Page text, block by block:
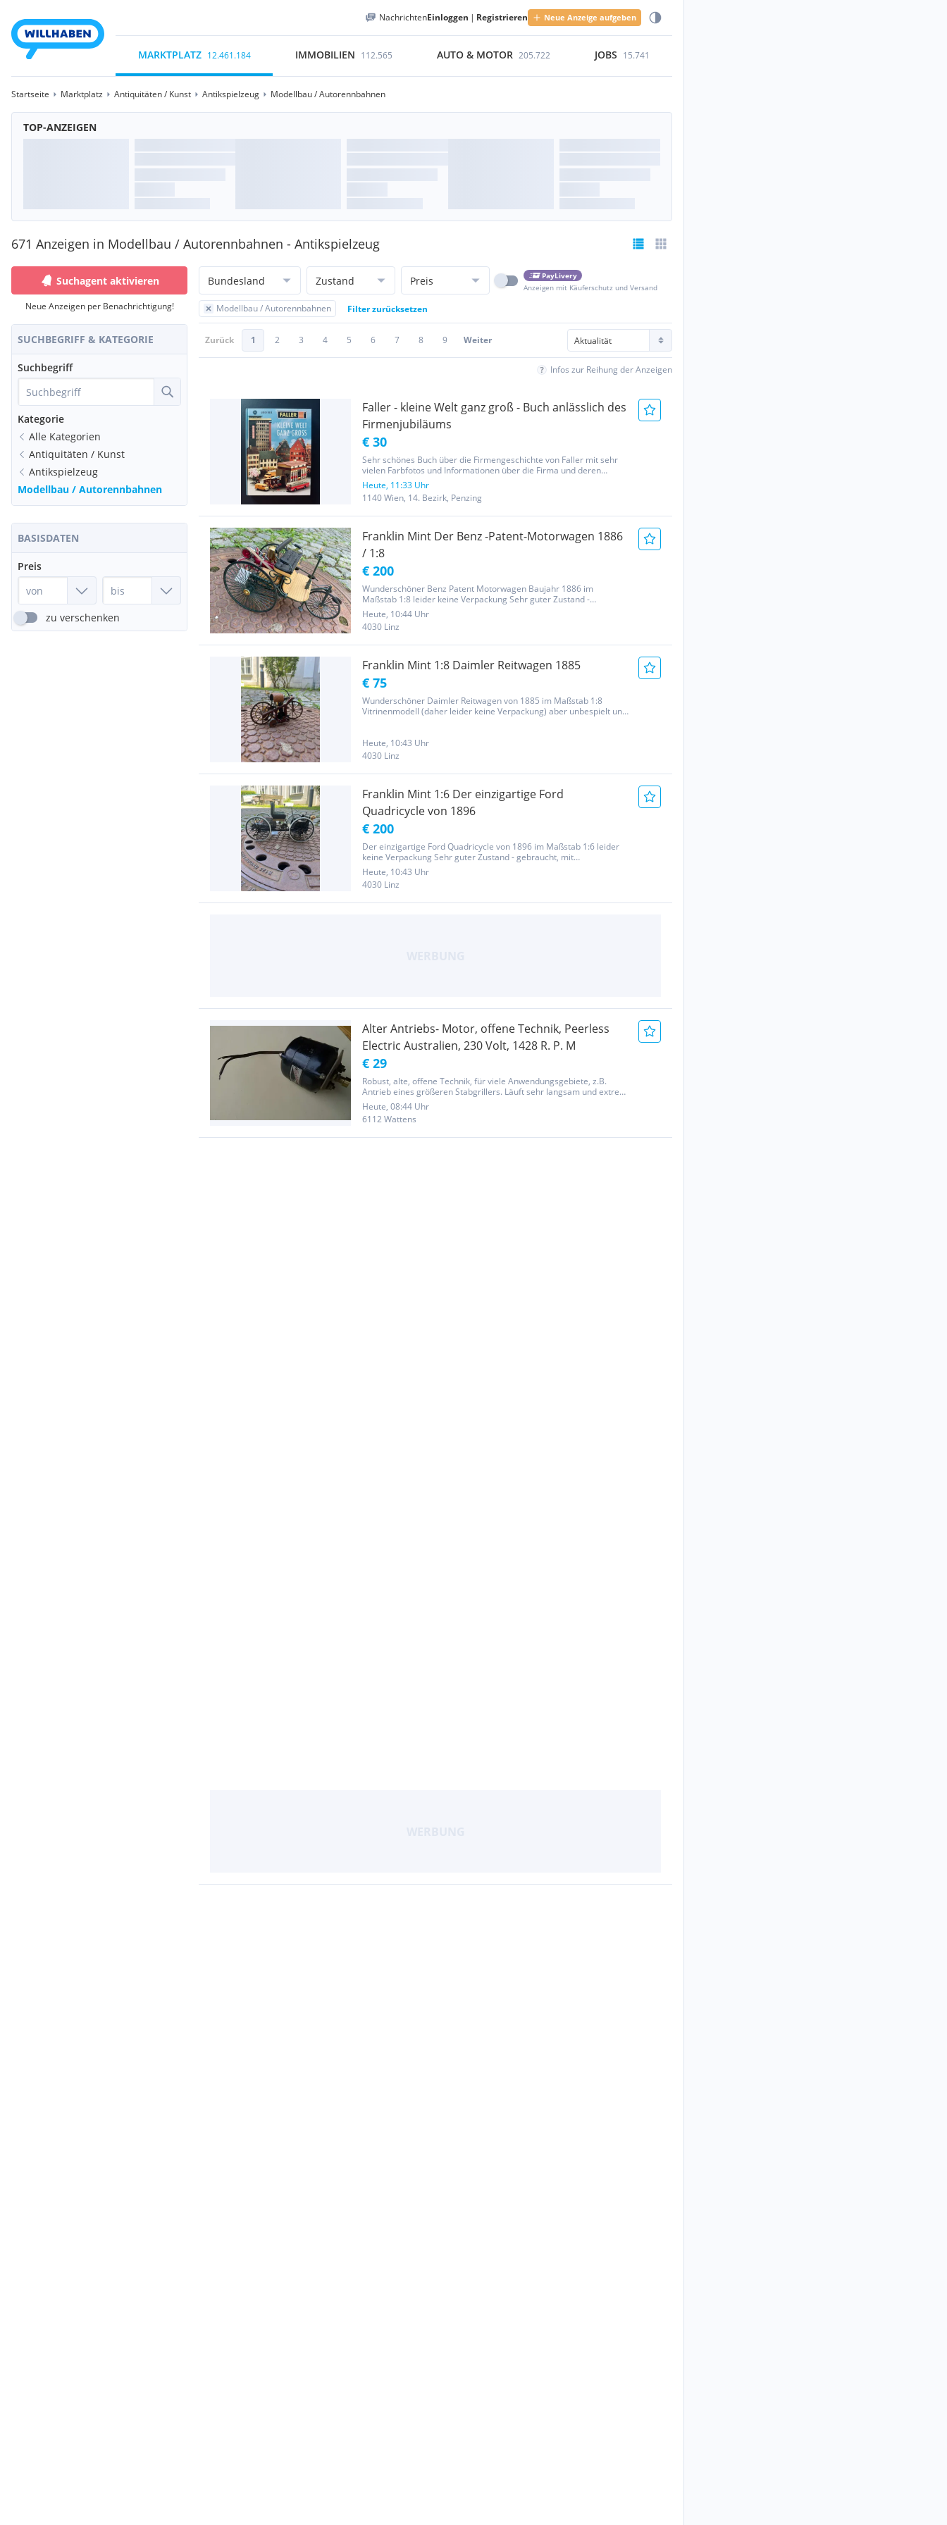
NachrichtenEinloggen | Registrieren Neue Anzeige aufgeben
MARKTPLATZ 12.461.184 IMMOBILIEN 112.565 AUTO & MOTOR 205.722 JOBS 15.741
Startseite Marktplatz Antiquitäten / Kunst Antikspielzeug Modellbau / Autorennbahnen
TOP-ANZEIGEN
671 Anzeigen in Modellbau / Autorennbahnen - Antikspielzeug
Suchagent aktivieren
Neue Anzeigen per Benachrichtigung!
SUCHBEGRIFF & KATEGORIE
Suchbegriff
Kategorie
Alle Kategorien
Antiquitäten / Kunst
Antikspielzeug
Modellbau / Autorennbahnen
BASISDATEN
Preis
zu verschenken
Bundesland Zustand Preis
PayLivery
Anzeigen mit Käuferschutz und Versand
Modellbau / Autorennbahnen Filter zurücksetzen
Zurück 1 2 3 4 5 6 7 8 9 Weiter
Infos zur Reihung der Anzeigen
Faller - kleine Welt ganz groß - Buch anlässlich des
Firmenjubiläums
€ 30
Sehr schönes Buch über die Firmengeschichte von Faller mit sehr
vielen Farbfotos und Informationen über die Firma und deren
Entwicklung. Ein wunderschönes Zeitdokument - nicht nur für
Sammler! Das Buch ist im Format 22 x 28,5 cm, hat 184 Seiten,
erschien...
Heute, 11:33 Uhr
1140 Wien, 14. Bezirk, Penzing
Franklin Mint Der Benz -Patent-Motorwagen 1886
/ 1:8
€ 200
Wunderschöner Benz Patent Motorwagen Baujahr 1886 im
Maßstab 1:8 leider keine Verpackung Sehr guter Zustand -
gebraucht, mit geringfügigen Altersspuren Sind ein Mehrfach
Therapeutisches Zentrum und haben von Mo-Fr von 7:30 - 17:00
offen Bei den Uhrzeiten...
Heute, 10:44 Uhr
4030 Linz
Franklin Mint 1:8 Daimler Reitwagen 1885
€ 75
Wunderschöner Daimler Reitwagen von 1885 im Maßstab 1:8
Vitrinenmodell (daher leider keine Verpackung) aber unbespielt und
Therapeutisches...
Heute, 10:43 Uhr
4030 Linz
Franklin Mint 1:6 Der einzigartige Ford
Quadricycle von 1896
€ 200
Der einzigartige Ford Quadricycle von 1896 im Maßstab 1:6 leider
keine Verpackung Sehr guter Zustand - gebraucht, mit
geringfügigen Altersspuren Sind ein Mehrfach Therapeutisches
Zentrum und haben von Mo-Fr von 7:30 - 17:00 offen Bei den
Uhrzeiten können...
Heute, 10:43 Uhr
4030 Linz
Alter Antriebs- Motor, offene Technik, Peerless
Electric Australien, 230 Volt, 1428 R. P. M
€ 29
Robust, alte, offene Technik, für viele Anwendungsgebiete, z.B.
Antrieb eines größeren Stabgrillers. Läuft sehr langsam und extrem
ruhig.
Heute, 08:44 Uhr
6112 Wattens